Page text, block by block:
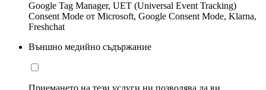
Google Tag Manager, UET (Universal Event Tracking)
Consent Mode от Microsoft, Google Consent Mode, Klarna,
Freshchat
Външно медийно съдържание
Приемането на тези услуги ни позволява да ви